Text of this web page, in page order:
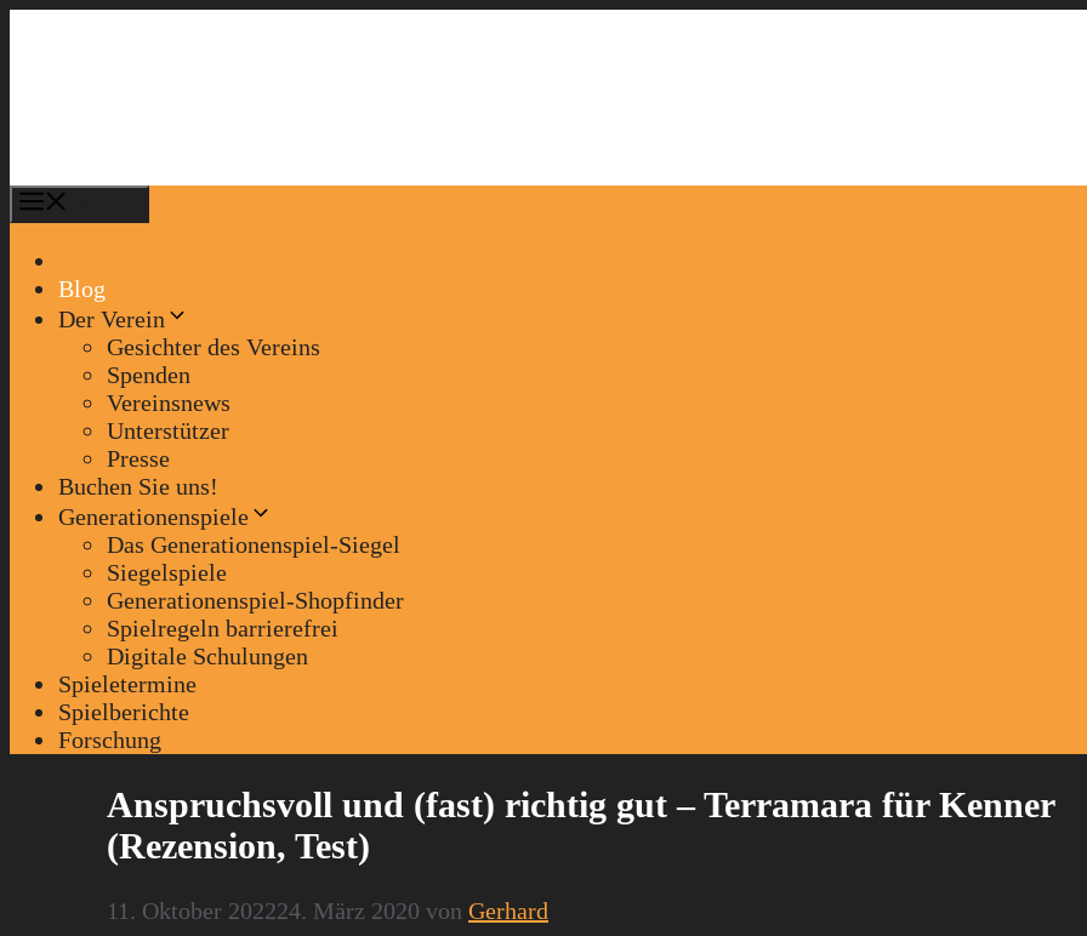
Blog
Der Verein
Gesichter des Vereins
Spenden
Vereinsnews
Unterstützer
Presse
Buchen Sie uns!
Generationenspiele
Das Generationenspiel-Siegel
Siegelspiele
Generationenspiel-Shopfinder
Spielregeln barrierefrei
Digitale Schulungen
Spieletermine
Spielberichte
Forschung
Anspruchsvoll und (fast) richtig gut – Terramara für Kenner
(Rezension, Test)
11. Oktober 202224. März 2020 von Gerhard